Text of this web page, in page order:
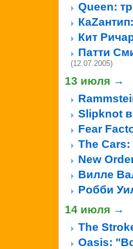
Queen:
Кит
Патти
(12.07.2005)
13 июля →
Slipknot
Fear
The
New
Вилле
Робби
14 июля →
The
Oasis: